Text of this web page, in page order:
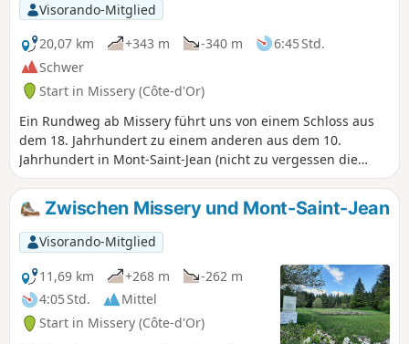
und werden saniert. Es ist eine schwimmende Brücke
geplant, die die Aktivitätsbereiche verbinden soll.
Visorando-Mitglied
20,07 km
+343 m -340 m
6:45 Std.
Schwer
Start in Missery (Côte-d'Or)
Ein Rundweg ab Missery führt uns von einem Schloss aus
dem 18. Jahrhundert zu einem anderen aus dem 10.
Jahrhundert in Mont-Saint-Jean (nicht zu vergessen die
mittelalterliche Altstadt) und führt dabei an der
archäologischen Stätte La Grange du Mont (13. Jahrhundert)
vorbei, bevor sie einen kurzen Abstecher zur Croisette oder
zumindest zu ihrem Kreuz macht, um schließlich im
charmanten Dorf Charny zu enden, wo man einen Blick auf
die Überreste seines Schlosses aus dem 13. Jahrhundert
werfen kann.
Zwischen Missery und Mont-Saint-Jean
Visorando-Mitglied
11,69 km
+268 m
-262 m
4:05 Std.
Mittel
Start in Missery (Côte-d'Or)